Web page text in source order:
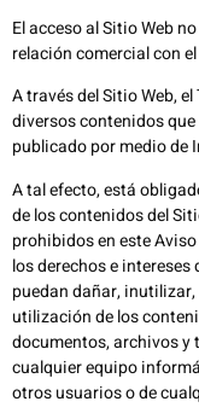
El acceso al Sitio Web
relación comercial con
A través del Sitio Web,
diversos contenidos
publicado por medio de
A tal efecto, está
de los contenidos del
prohibidos en este
los derechos e
puedan dañar,
utilización de los
documentos, archivos y
cualquier equipo
otros usuarios o de